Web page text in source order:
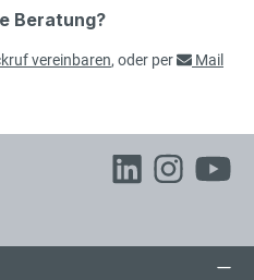
RAL
exkl. 535,80 € MwSt.
Beratung?
vereinbaren, oder per
Mail